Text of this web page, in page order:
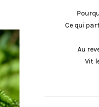
Ce qui
Au
Vit